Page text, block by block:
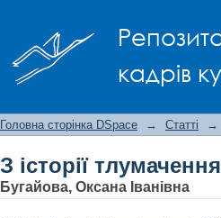
кадрів
Головна сторінка DSpace → Статті →
З історії
Бугайова, Оксана Іванівна